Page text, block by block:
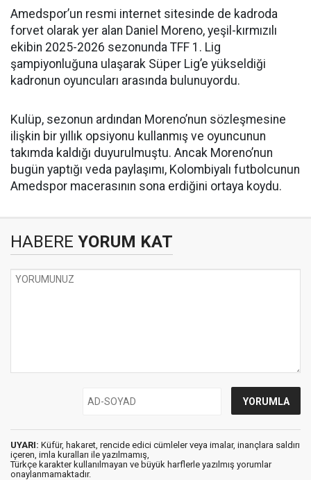
Amedspor’un resmi internet sitesinde de kadroda
forvet olarak yer alan Daniel Moreno, yeşil-kırmızılı
ekibin 2025-2026 sezonunda TFF 1. Lig
şampiyonluğuna ulaşarak Süper Lig’e yükseldiği
kadronun oyuncuları arasında bulunuyordu.
Kulüp, sezonun ardından Moreno’nun sözleşmesine
ilişkin bir yıllık opsiyonu kullanmış ve oyuncunun
takımda kaldığı duyurulmuştu. Ancak Moreno’nun
bugün yaptığı veda paylaşımı, Kolombiyalı futbolcunun
Amedspor macerasının sona erdiğini ortaya koydu.
HABERE YORUM KAT
UYARI: Küfür, hakaret, rencide edici cümleler veya imalar, inançlara saldırı
içeren, imla kuralları ile yazılmamış,
Türkçe karakter kullanılmayan ve büyük harflerle yazılmış yorumlar
onaylanmamaktadır.